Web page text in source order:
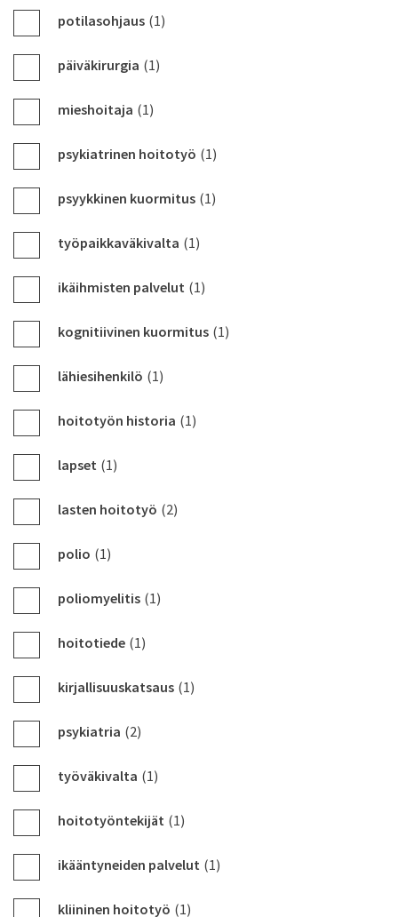
potilasohjaus (1)
päiväkirurgia (1)
mieshoitaja (1)
psykiatrinen hoitotyö (1)
psyykkinen kuormitus (1)
työpaikkaväkivalta (1)
ikäihmisten palvelut (1)
kognitiivinen kuormitus (1)
lähiesihenkilö (1)
hoitotyön historia (1)
lapset (1)
lasten hoitotyö (2)
polio (1)
poliomyelitis (1)
hoitotiede (1)
kirjallisuuskatsaus (1)
psykiatria (2)
työväkivalta (1)
hoitotyöntekijät (1)
ikääntyneiden palvelut (1)
kliininen hoitotyö (1)